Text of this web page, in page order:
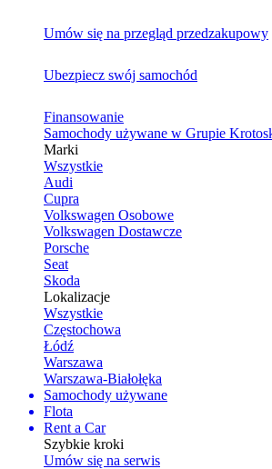
Umów się na przegląd przedzakupowy
Ubezpiecz swój samochód
Finansowanie
Samochody używane w Grupie
Marki
Wszystkie
Audi
Cupra
Volkswagen Osobowe
Volkswagen Dostawcze
Porsche
Seat
Skoda
Lokalizacje
Wszystkie
Częstochowa
Łódź
Warszawa
Warszawa-Białołęka
Samochody używane
Flota
Rent a Car
Szybkie kroki
Umów się na serwis